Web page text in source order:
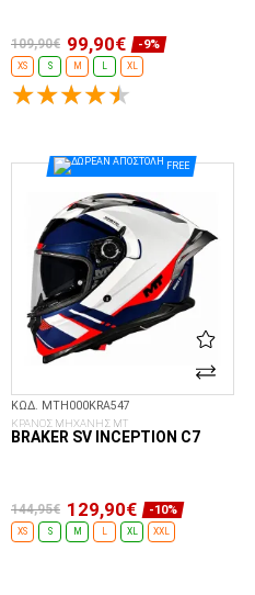
109,90€ 99,90€ -9%
XS S M L XL
FREE
ΚΩΔ. MTH000KRA547
ΚΡΑΝΟΣ ΜΗΧΑΝΗΣ MT
BRAKER SV INCEPTION C7
144,95€ 129,90€ -10%
XS S M L XL XXL